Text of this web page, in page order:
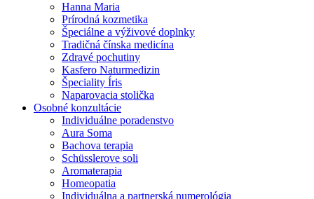
Hanna Maria
Prírodná kozmetika
Špeciálne a výživové doplnky
Tradičná čínska medicína
Zdravé pochutiny
Kasfero Naturmedizin
Špeciality Íris
Naparovacia stolička
Osobné konzultácie
Individuálne poradenstvo
Aura Soma
Bachova terapia
Schüsslerove soli
Aromaterapia
Homeopatia
Individuálna a partnerská numerológia